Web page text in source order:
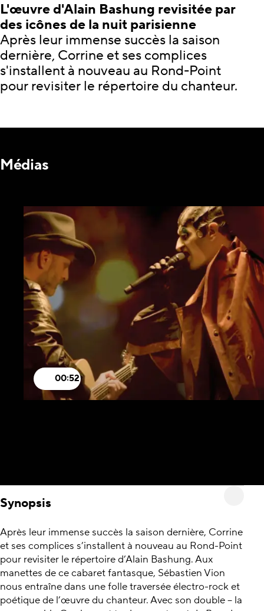
L'œuvre d'Alain Bashung revisitée par
des icônes de la nuit parisienne
Après leur immense succès la saison
dernière, Corrine et ses complices
s'installent à nouveau au Rond-Point
pour revisiter le répertoire du chanteur.
Médias
00:52
Synopsis
Après leur immense succès la saison dernière, Corrine
et ses complices s’installent à nouveau au Rond-Point
pour revisiter le répertoire d’Alain Bashung. Aux
manettes de ce cabaret fantasque, Sébastien Vion
nous entraîne dans une folle traversée électro-rock et
poétique de l’œuvre du chanteur. Avec son double – la